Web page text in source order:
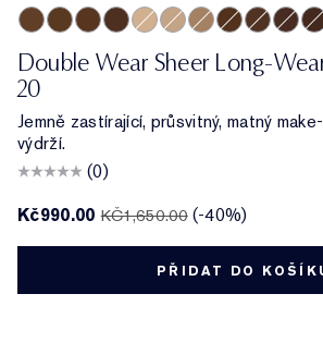
Double Wear Sheer Long-
20
Jemně zastírající, průsvitný, matný
výdrží.
(0)
Kč990.00KČ1,650.00 (-40%)
PŘIDAT DO